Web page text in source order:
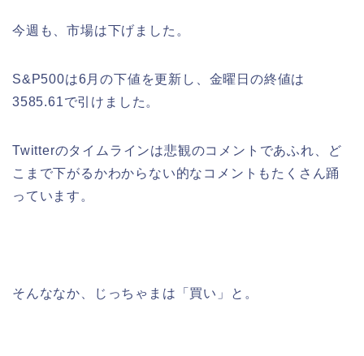
今週も、市場は下げました。
S&P500は6月の下値を更新し、金曜日の終値は
3585.61で引けました。
Twitterのタイムラインは悲観のコメントであふれ、ど
こまで下がるかわからない的なコメントもたくさん踊
っています。
そんななか、じっちゃまは「買い」と。